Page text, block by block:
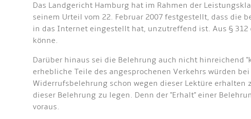
Das Landgericht Hamburg hat im Rahmen der
seinem Urteil vom 22. Februar 2007 festgestellt, dass
in das Internet eingestellt hat, unzutreffend ist. Aus § 312
könne.
Darüber hinaus sei die Belehrung auch nicht hinreichend
erhebliche Teile des angesprochenen Verkehrs würden
Widerrufsbelehrung schon wegen dieser Lektüre erhalten
dieser Belehrung zu legen. Denn der "Erhalt" einer
voraus.